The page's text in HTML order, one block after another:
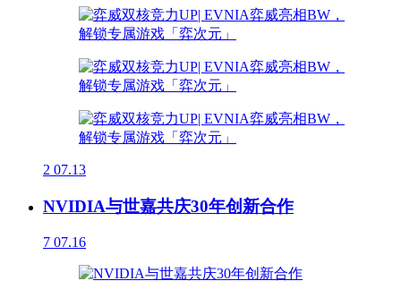
2 07.13
NVIDIA与世嘉共庆30年创新合作
7 07.16